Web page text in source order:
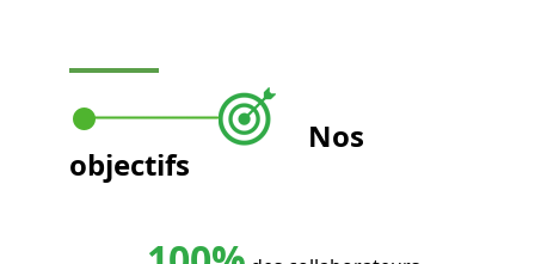
Nos
objectifs